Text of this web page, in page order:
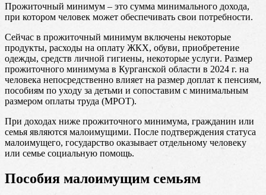
Прожиточный минимум – это сумма минимального дохода,
при котором человек может обеспечивать свои потребности.
Сейчас в прожиточный минимум включены некоторые
продукты, расходы на оплату ЖКХ, обуви, приобретение
одежды, средств личной гигиены, некоторые услуги. Размер
прожиточного минимума в Курганской области в 2024 г. на
человека непосредственно влияет на размер доплат к пенсиям,
пособиям по уходу за детьми и сопоставим с минимальным
размером оплаты труда (МРОТ).
При доходах ниже прожиточного минимума, гражданин или
семья являются малоимущими. После подтверждения статуса
малоимущего, государство оказывает отдельному человеку
или семье социальную помощь.
Пособия малоимущим семьям